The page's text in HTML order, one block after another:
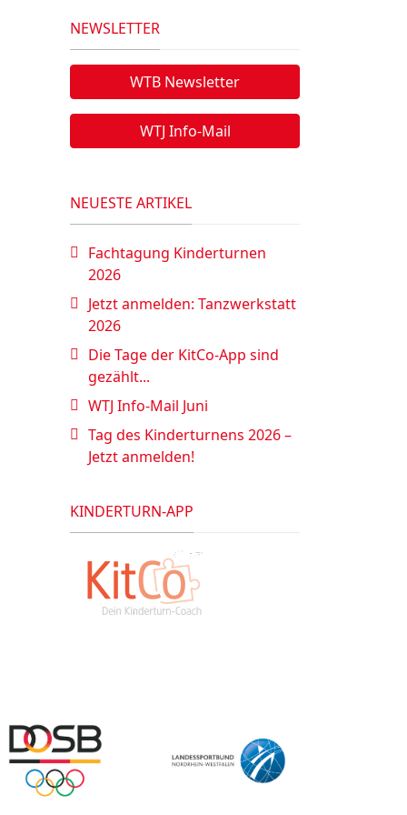
NEWSLETTER
WTB Newsletter
WTJ Info-Mail
NEUESTE ARTIKEL
Fachtagung Kinderturnen
2026
Jetzt anmelden: Tanzwerkstatt
2026
Die Tage der KitCo-App sind
gezählt...
WTJ Info-Mail Juni
Tag des Kinderturnens 2026 –
Jetzt anmelden!
KINDERTURN-APP